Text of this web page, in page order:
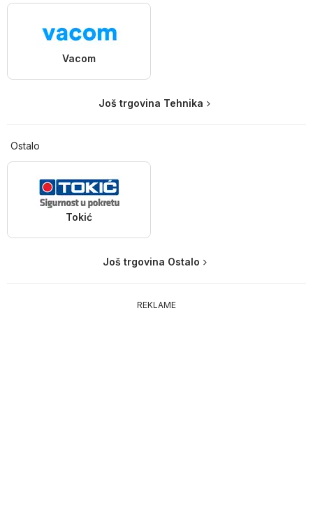
Vacom
Još trgovina Tehnika
Ostalo
Tokić
Još trgovina Ostalo
REKLAME